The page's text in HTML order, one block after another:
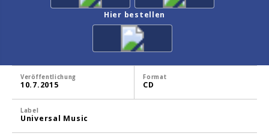
Hier bestellen
Veröffentlichung
10.7.2015
Format
CD
Label
Universal Music